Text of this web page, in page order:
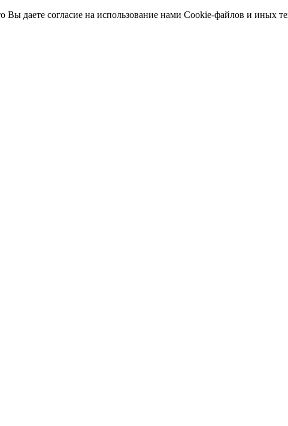
Вы даете согласие на использование нами Cookie-файлов и иных